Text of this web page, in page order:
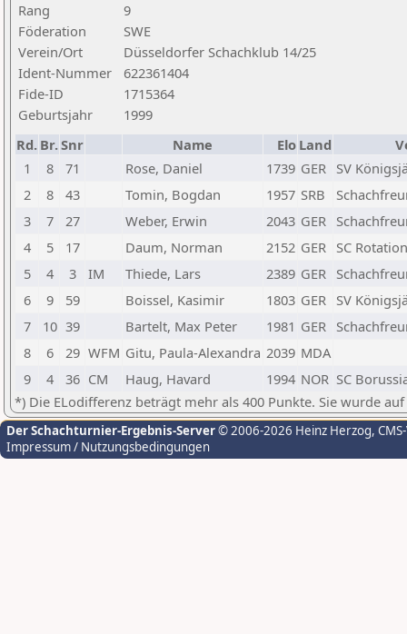
Rang
9
Föderation
SWE
Verein/Ort
Düsseldorfer Schachklub 14/25
Ident-Nummer
622361404
Fide-ID
1715364
Geburtsjahr
1999
Rd. Br.Snr Name Elo Land
1
8 71 Rose, Daniel 1739 GER SV
2
8 43 Tomin, Bogdan 1957 SRB
3
7 27 Weber, Erwin 2043 GER
4
5 17 Daum, Norman 2152 GER SC
5
4 3 IM Thiede, Lars 2389 GER
6
9 59 Boissel, Kasimir 1803 GER SV
7
10 39 Bartelt, Max Peter 1981 GER
8
6 29 WFM Gitu, Paula-Alexandra 2039 MDA
9
4 36 CM Haug, Havard 1994 NOR SC
*) Die ELodifferenz beträgt mehr als 400 Punkte. Sie wurde
Der Schachturnier-Ergebnis-Server© 2006-2026 Heinz Herzog,
Impressum / Nutzungsbedingungen